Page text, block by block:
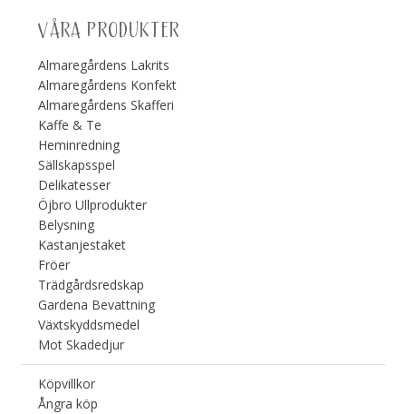
VÅRA PRODUKTER
Almaregårdens Lakrits
Almaregårdens Konfekt
Almaregårdens Skafferi
Kaffe & Te
Heminredning
Sällskapsspel
Delikatesser
Öjbro Ullprodukter
Belysning
Kastanjestaket
Fröer
Trädgårdsredskap
Gardena Bevattning
Växtskyddsmedel
Mot Skadedjur
Köpvillkor
Ångra köp